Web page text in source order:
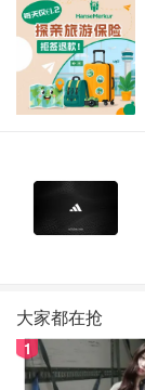
大家都在抢
1